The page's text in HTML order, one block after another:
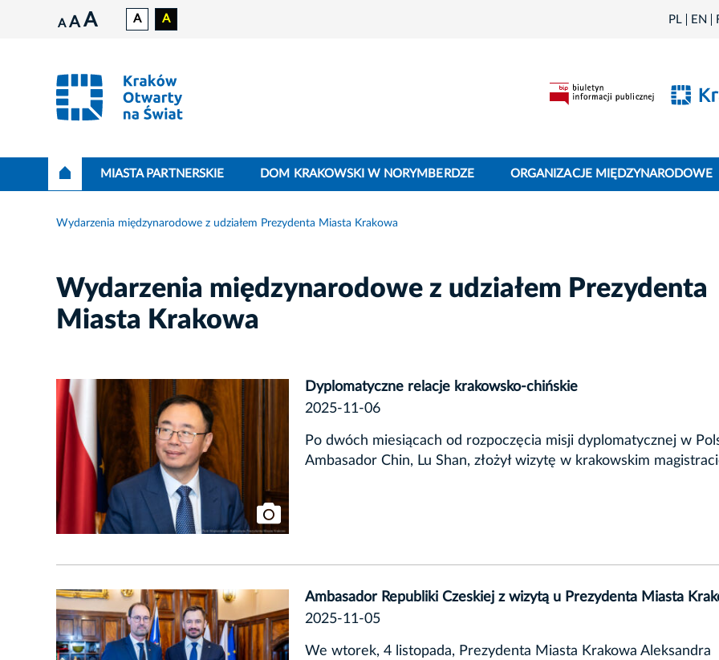
A A A A A PL EN
MIASTA PARTNERSKIE DOM KRAKOWSKI W NORYMBERDZE ORGANIZACJE MIĘDZYNARODOWE
Wydarzenia międzynarodowe z udziałem Prezydenta Miasta Krakowa
Wydarzenia międzynarodowe z udziałem Prezydenta
Miasta Krakowa
Dyplomatyczne relacje krakowsko-chińskie
2025-11-06
Po dwóch miesiącach od rozpoczęcia misji dyplomatycznej w
Ambasador Chin, Lu Shan, złożył wizytę w krakowskim
Ambasador Republiki Czeskiej z wizytą u Prezydenta Miasta
2025-11-05
We wtorek, 4 listopada, Prezydenta Miasta Krakowa Aleksandra